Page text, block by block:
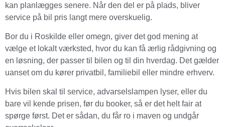
kan planlægges senere. Når den del er på plads, bliver
service på bil pris langt mere overskuelig.
Bor du i Roskilde eller omegn, giver det god mening at
vælge et lokalt værksted, hvor du kan få ærlig rådgivning og
en løsning, der passer til bilen og til din hverdag. Det gælder
uanset om du kører privatbil, familiebil eller mindre erhverv.
Hvis bilen skal til service, advarselslampen lyser, eller du
bare vil kende prisen, før du booker, så er det helt fair at
spørge først. Det er sådan, du får ro i maven og undgår